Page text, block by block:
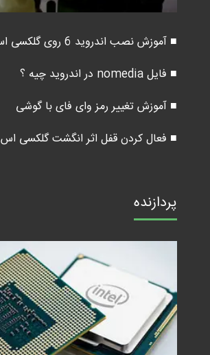
■ آموزش نصب اندروید 6 روی گلکسی اس 5
■ فایل nomedia در اندروید چیه ؟
■ آموزش تغییر رمز وای فای با گوشی
■ فعال کردن قفل اثر انگشت گلکسی اس 7
پردازنده